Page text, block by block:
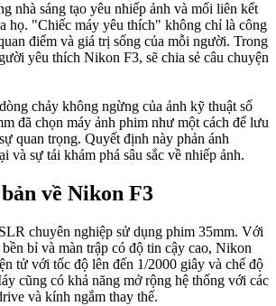
nhà sáng tạo yêu nhiếp ảnh và mối liên kết
họ. "Chiếc máy yêu thích" không chỉ là công
điểm và giá trị sống của mỗi người. Trong
yêu thích Nikon F3, sẽ chia sẻ câu chuyện
chảy không ngừng của ảnh kỹ thuật số
đã chọn máy ảnh phim như một cách để lưu
quan trọng. Quyết định này phản ánh
và sự tái khám phá sâu sắc về nhiếp ảnh.
về Nikon F3
chuyên nghiệp sử dụng phim 35mm. Với
bỉ và màn trập có độ tin cậy cao, Nikon
tử với tốc độ lên đến 1/2000 giây và chế độ
cũng có khả năng mở rộng hệ thống với các
và kính ngắm thay thế.